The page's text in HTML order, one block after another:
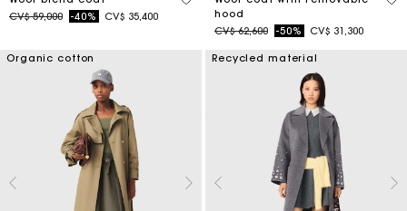
Price reduced from
CV$ 59,000to-40% CV$ 35,400
hood
Price reduced from
CV$ 62,600to-50% CV$ 31,300
Organic cotton Recycled material